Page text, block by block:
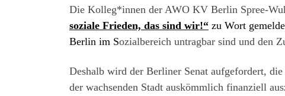
Die Kolleg*innen der AWO KV Berlin Spree-
soziale Frieden, das sind wir!“ zu Wort
Berlin im Sozialbereich untragbar sind und den
Deshalb wird der Berliner Senat aufgefordert,
der wachsenden Stadt auskömmlich finanziell